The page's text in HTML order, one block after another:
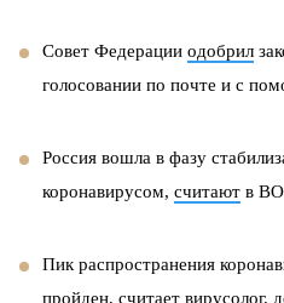
Совет Федерации одобрил
голосовании по почте и с
Россия вошла в фазу
коронавирусом, считают в
Пик распространения
пройден, считает вирусолог,